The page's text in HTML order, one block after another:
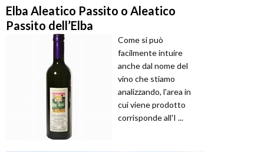
Elba Aleatico Passito o Aleatico
Passito dell’Elba
Come si può
facilmente intuire
anche dal nome del
vino che stiamo
analizzando, l'area in
cui viene prodotto
corrisponde all'I ...